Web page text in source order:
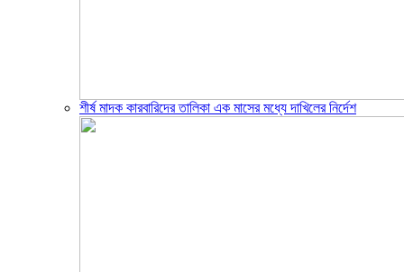
শীর্ষ মাদক কারবারিদের তালিকা এক মাসের মধ্যে দাখিলের নির্দেশ